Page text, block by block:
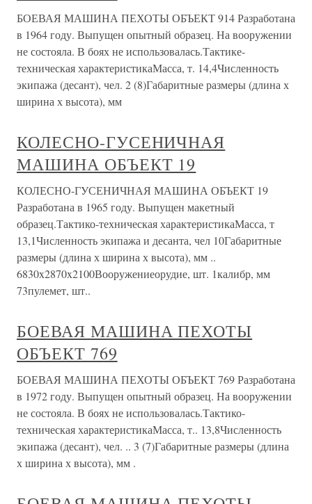
БОЕВАЯ МАШИНА ПЕХОТЫ ОБЪЕКТ 914 Разработана
в 1964 году. Выпущен опытный образец. На вооружении
не состояла. В боях не использовалась.Тактике-
техническая характеристикаМасса, т. 14,4Численность
экипажа (десант), чел. 2 (8)Габаритные размеры (длина х
ширина х высота), мм
КОЛЕСНО-ГУСЕНИЧНАЯ
МАШИНА ОБЪЕКТ 19
КОЛЕСНО-ГУСЕНИЧНАЯ МАШИНА ОБЪЕКТ 19
Разработана в 1965 году. Выпущен макетный
образец.Тактико-техническая характеристикаМасса, т
13,1Численность экипажа и десанта, чел 10Габаритные
размеры (длина х ширина х высота), мм ..
6830x2870x2100Вооружениеорудие, шт. 1калибр, мм
73пулемет, шт..
БОЕВАЯ МАШИНА ПЕХОТЫ
ОБЪЕКТ 769
БОЕВАЯ МАШИНА ПЕХОТЫ ОБЪЕКТ 769 Разработана
в 1972 году. Выпущен опытный образец. На вооружении
не состояла. В боях не использовалась.Тактико-
техническая характеристикаМасса, т.. 13,8Численность
экипажа (десант), чел. .. 3 (7)Габаритные размеры (длина
х ширина х высота), мм .